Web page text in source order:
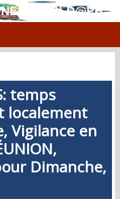
temps
localement
Vigilance en
Dimanche,